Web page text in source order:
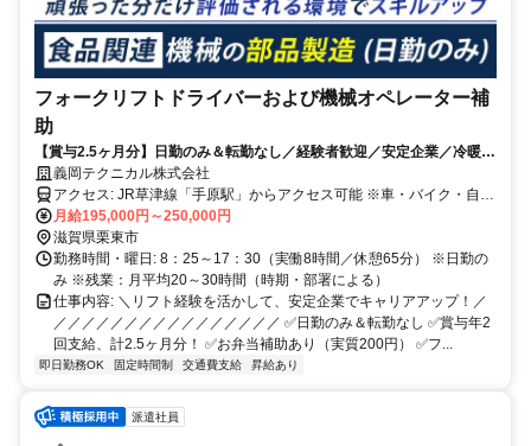
フォークリフトドライバーおよび機械オペレーター補
助
【賞与2.5ヶ月分】日勤のみ＆転勤なし／経験者歓迎／安定企業／冷暖房
設備あり
義岡テクニカル株式会社
アクセス: JR草津線「手原駅」からアクセス可能 ※車・バイク・自転
車通勤OK（無料駐車場あり） ※交通費規定支給
月給195,000円～250,000円
滋賀県栗東市
勤務時間・曜日: 8：25～17：30（実働8時間／休憩65分） ※日勤の
み ※残業：月平均20～30時間（時期・部署による）
仕事内容: ＼リフト経験を活かして、安定企業でキャリアアップ！／
／／／／／／／／／／／／／／／／ ✅日勤のみ＆転勤なし ✅賞与年2
回支給、計2.5ヶ月分！ ✅お弁当補助あり（実質200円） ✅フ...
即日勤務OK 固定時間制 交通費支給 昇給あり
派遣社員